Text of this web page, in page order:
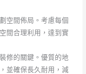
空間佈局。考慮每個
間合理利用，達到實
修的關鍵。優質的地
並確保長久耐用，減